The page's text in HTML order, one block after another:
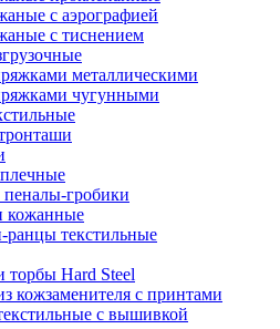
с аэрографией
с тиснением
металлическими
чугунными
гробики
кожанные
ранцы текстильные
торбы Hard Steel
кожзаменителя с принтами
с вышивкой